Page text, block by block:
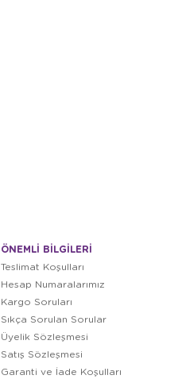
ÖNEMLİ BİLGİLERİ
Teslimat Koşulları
Hesap Numaralarımız
Kargo Soruları
Sıkça Sorulan Sorular
Üyelik Sözleşmesi
Satış Sözleşmesi
Garanti ve İade Koşulları